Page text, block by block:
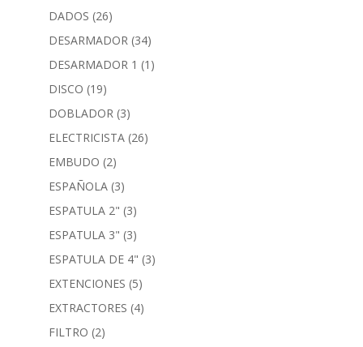
DADOS (26)
DESARMADOR (34)
DESARMADOR 1 (1)
DISCO (19)
DOBLADOR (3)
ELECTRICISTA (26)
EMBUDO (2)
ESPAÑOLA (3)
ESPATULA 2" (3)
ESPATULA 3" (3)
ESPATULA DE 4" (3)
EXTENCIONES (5)
EXTRACTORES (4)
FILTRO (2)